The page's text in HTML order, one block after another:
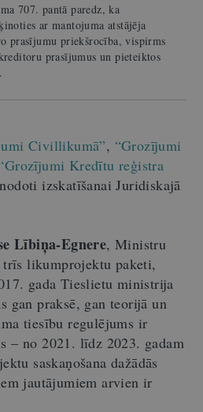
707. pantā paredz, ka
ar mantojuma atstājēja
prasījumu priekšrocība, vispirms
prasījumus un pieteiktos
Civillikumā”, “Grozījumi
Kredītu reģistra
izskatīšanai Juridiskajā
Lībiņa-Egnere, Ministru
trīs likumprojektu paketi,
gada Tieslietu ministrija
gan praksē, gan teorijā un
tiesību regulējums ir
– no 2021. līdz 2023. gadam
saskaņošana dažādās
jautājumiem arvien ir